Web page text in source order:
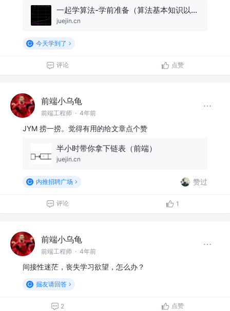
一起学算法-学前准备（算法基本知识以及时间复杂度和空间复杂度和LeetCode基本使用）
juejin.cn
今天学到了
评论 点赞
前端小乌龟
前端工程师 · 4年前
JYM 捞一捞。觉得有用的给文章点个赞
半小时带你拿下链表（前端）
juejin.cn
内推招聘广场 赞过
评论 1
前端小乌龟
前端工程师 · 4年前
间接性迷茫，丧失学习欲望，怎么办？
掘友请回答
2 点赞